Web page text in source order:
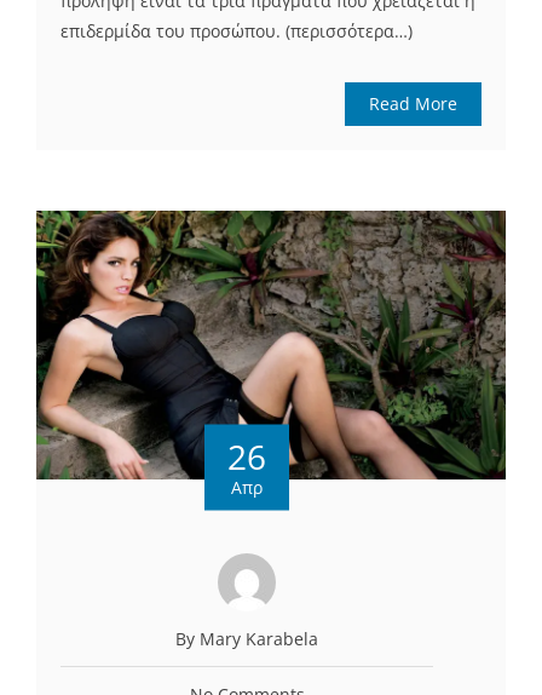
επιδερμίδα του προσώπου. (περισσότερα…)
Read More
26
Απρ
By Mary Karabela